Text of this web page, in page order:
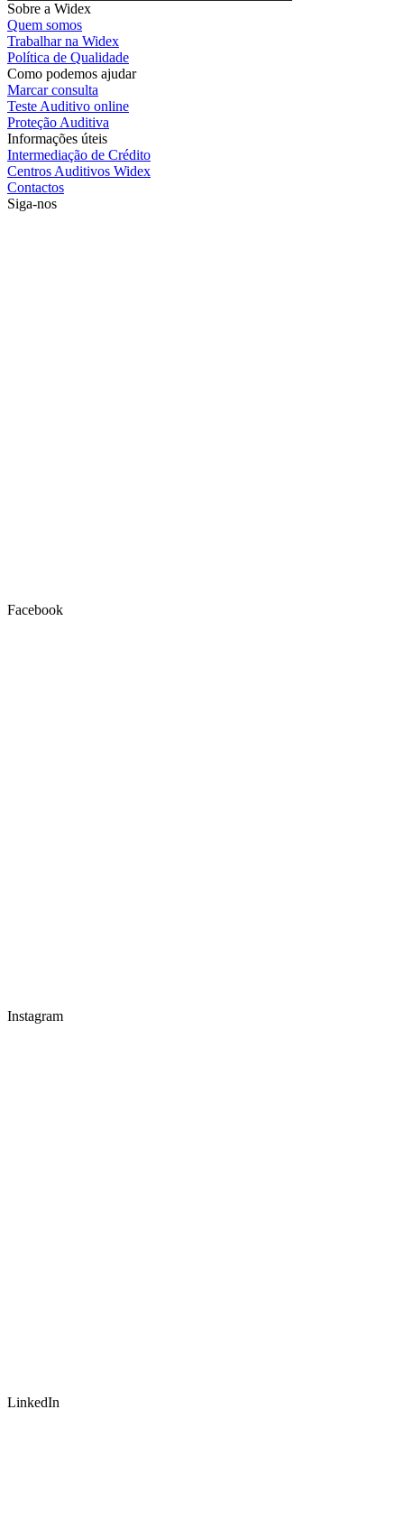
Sobre a Widex
Quem somos
Trabalhar na Widex
Política de Qualidade
Como podemos ajudar
Marcar consulta
Teste Auditivo online
Proteção Auditiva
Informações úteis
Intermediação de Crédito
Centros Auditivos Widex
Contactos
Siga-nos
Facebook
Instagram
LinkedIn